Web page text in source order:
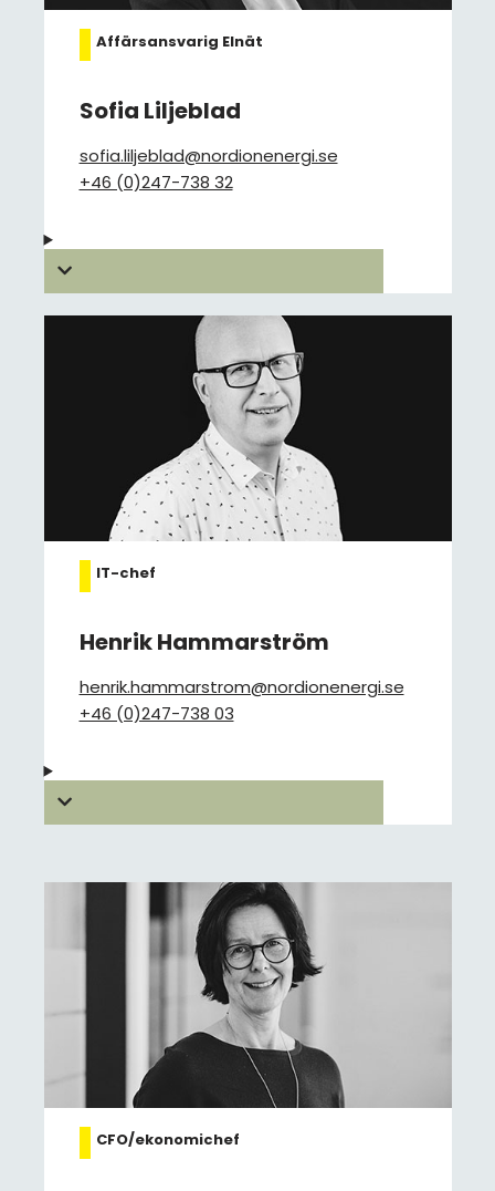
Affärsansvarig Elnät
Sofia Liljeblad
sofia.liljeblad@nordionenergi.se
+46 (0)247-738 32
IT-chef
Henrik Hammarström
henrik.hammarstrom@nordionenergi.se
+46 (0)247-738 03
CFO/ekonomichef